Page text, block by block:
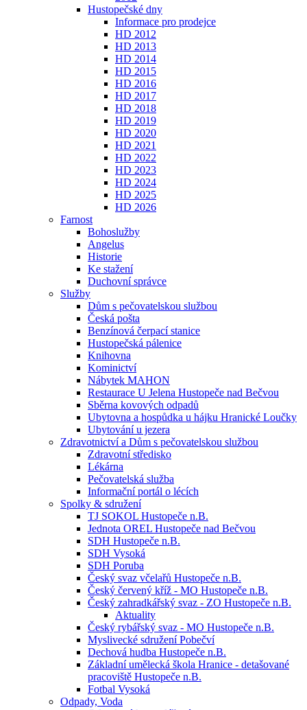
Hustopečské dny
Informace pro prodejce
HD 2012
HD 2013
HD 2014
HD 2015
HD 2016
HD 2017
HD 2018
HD 2019
HD 2020
HD 2021
HD 2022
HD 2023
HD 2024
HD 2025
HD 2026
Farnost
Bohoslužby
Angelus
Historie
Ke stažení
Duchovní správce
Služby
Dům s pečovatelskou službou
Česká pošta
Benzínová čerpací stanice
Hustopečská pálenice
Knihovna
Kominictví
Nábytek MAHON
Restaurace U Jelena Hustopeče nad Bečvou
Sběrna kovových odpadů
Ubytovna a hospůdka u hájku Hranické Loučky
Ubytování u jezera
Zdravotnictví a Dům s pečovatelskou službou
Zdravotní středisko
Lékárna
Pečovatelská služba
Informační portál o lécích
Spolky & sdružení
TJ SOKOL Hustopeče n.B.
Jednota OREL Hustopeče nad Bečvou
SDH Hustopeče n.B.
SDH Vysoká
SDH Poruba
Český svaz včelařů Hustopeče n.B.
Český červený kříž - MO Hustopeče n.B.
Český zahradkářský svaz - ZO Hustopeče n.B.
Aktuality
Český rybářský svaz - MO Hustopeče n.B.
Myslivecké sdružení Pobečví
Dechová hudba Hustopeče n.B.
Základní umělecká škola Hranice - detašované
pracoviště Hustopeče n.B.
Fotbal Vysoká
Odpady, Voda